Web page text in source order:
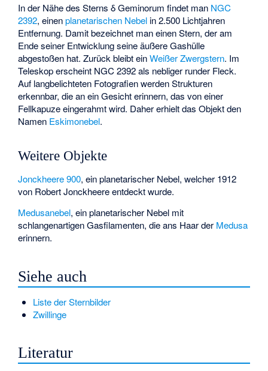
In der Nähe des Sterns δ Geminorum findet man NGC
2392, einenplanetarischen Nebel in 2.500 Lichtjahren
Entfernung. Damit bezeichnet man einen Stern, der am
Ende seiner Entwicklung seine äußere Gashülle
abgestoßen hat. Zurück bleibt einWeißer Zwergstern. Im
Teleskop erscheint NGC 2392 als nebliger runder Fleck.
Auf langbelichteten Fotografien werden Strukturen
erkennbar, die an ein Gesicht erinnern, das von einer
Fellkapuze eingerahmt wird. Daher erhielt das Objekt den
Namen Eskimonebel.
Weitere Objekte
Jonckheere 900, ein planetarischer Nebel, welcher 1912
von Robert Jonckheereentdeckt wurde.
Medusanebel, ein planetarischer Nebel mit
schlangenartigen Gasfilamenten, die ans Haar der Medusa
erinnern.
Siehe auch
Liste der Sternbilder
Zwillinge
Literatur